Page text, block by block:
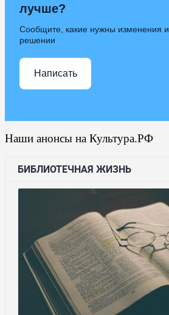
лучше?
Сообщите, какие нужны изменения и
решении
Написать
Наши анонсы на Культура.РФ